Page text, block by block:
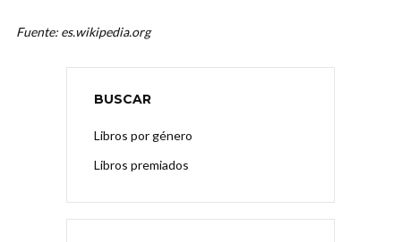
Fuente: es.wikipedia.org
BUSCAR
Libros por género
Libros premiados